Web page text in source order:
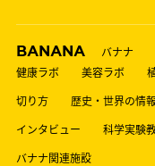
BANANA
バナナ
健康ラボ
美容ラボ
切り方
歴史・世界の情報
インタビュー
科学実験
バナナ関連施設